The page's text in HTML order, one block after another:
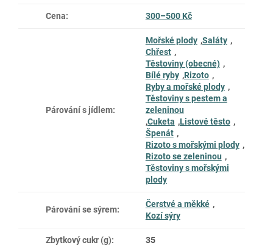
Cena: 300–500 Kč
Párování s jídlem:
Mořské plody ,Saláty ,
Chřest ,
Těstoviny (obecné) ,
Bílé ryby ,Rizoto ,
Ryby a mořské plody ,
Těstoviny s pestem a
zeleninou
,Cuketa ,Listové těsto ,
Špenát ,
Rizoto s mořskými plody ,
Rizoto se zeleninou ,
Těstoviny s mořskými
plody
Párování se sýrem:
Čerstvé a měkké ,
Kozí sýry
Zbytkový cukr (g): 35